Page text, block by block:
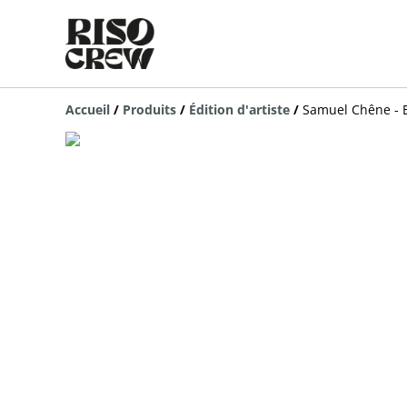
Accueil / Produits / Édition d'artiste / Samuel Chêne -